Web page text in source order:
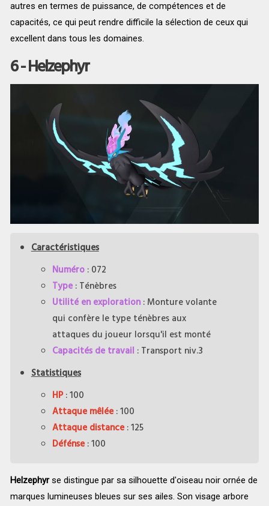
autres en termes de puissance, de compétences et de
capacités, ce qui peut rendre difficile la sélection de ceux qui
excellent dans tous les domaines.
6 - Helzephyr
Caractéristiques
Numéro : 072
Type : Ténèbres
Utilité en exploration: Monture volante
qui confère le type ténèbres aux
attaques du joueur lorsqu'il est monté
Capacités de travail : Transport niv.3
Statistiques
HP: 100
Attaque mêlée: 100
Attaque distance: 125
Défénse : 100
Helzephyrse distingue par sa silhouette d'oiseau noir ornée de
marques lumineuses bleues sur ses ailes. Son visage arbore